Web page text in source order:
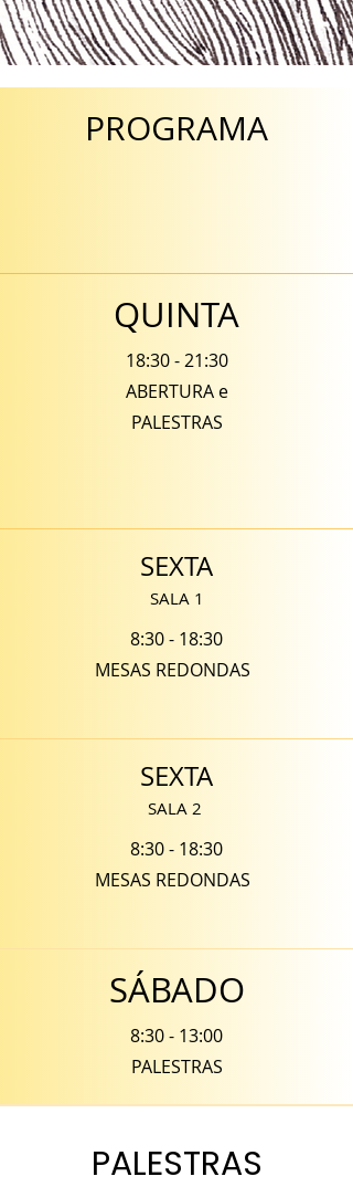
PROGRAMA
QUINTA
18:30 - 21:30
ABERTURA e
PALESTRAS
SEXTA
SALA 1
8:30 - 18:30
MESAS REDONDAS
SEXTA
SALA 2
8:30 - 18:30
MESAS REDONDAS
SÁBADO
8:30 - 13:00
PALESTRAS
PALESTRAS